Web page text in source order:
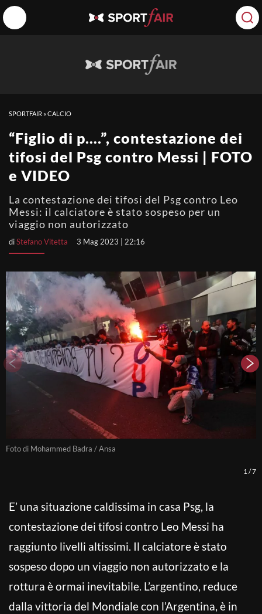
SPORTFAIR »CALCIO
“Figlio di p….”, contestazione dei
tifosi del Psg contro Messi | FOTO
e VIDEO
La contestazione dei tifosi del Psg contro Leo
Messi: il calciatore è stato sospeso per un
viaggio non autorizzato
diStefano Vitetta 3 Mag 2023 | 22:16
Foto di Mohammed Badra / Ansa
1 /7
E’ una situazione caldissima in casa Psg, la
contestazione dei tifosi contro Leo Messi ha
raggiunto livelli altissimi. Il calciatore è stato
sospeso dopo un viaggio non autorizzato e la
rottura è ormai inevitabile. L’argentino, reduce
dalla vittoria del Mondiale con l’Argentina, è in